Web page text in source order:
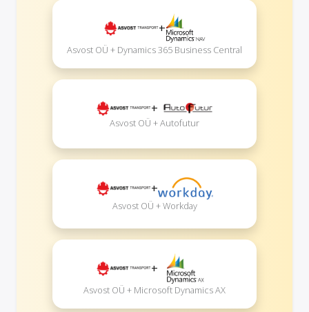
+
Asvost OÜ + Dynamics 365 Business Central
+
Asvost OÜ + Autofutur
+
Asvost OÜ + Workday
+
Asvost OÜ + Microsoft Dynamics AX